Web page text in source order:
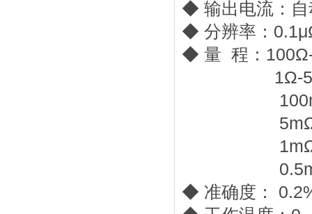
◆ 输出电流：自
◆ 分辨率：
◆ 量 程：
1Ω-500Ω
100mΩ-
5mΩ-
1mΩ-4Ω
0.5mΩ-
◆ 准确度：